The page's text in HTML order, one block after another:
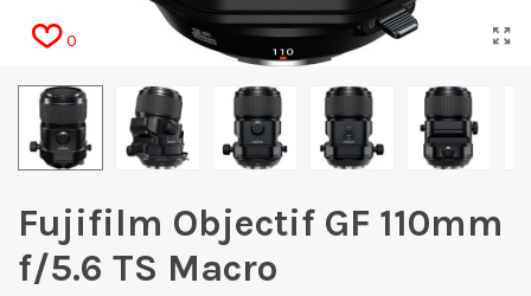
0
Fujifilm Objectif GF 110mm
f/5.6 TS Macro